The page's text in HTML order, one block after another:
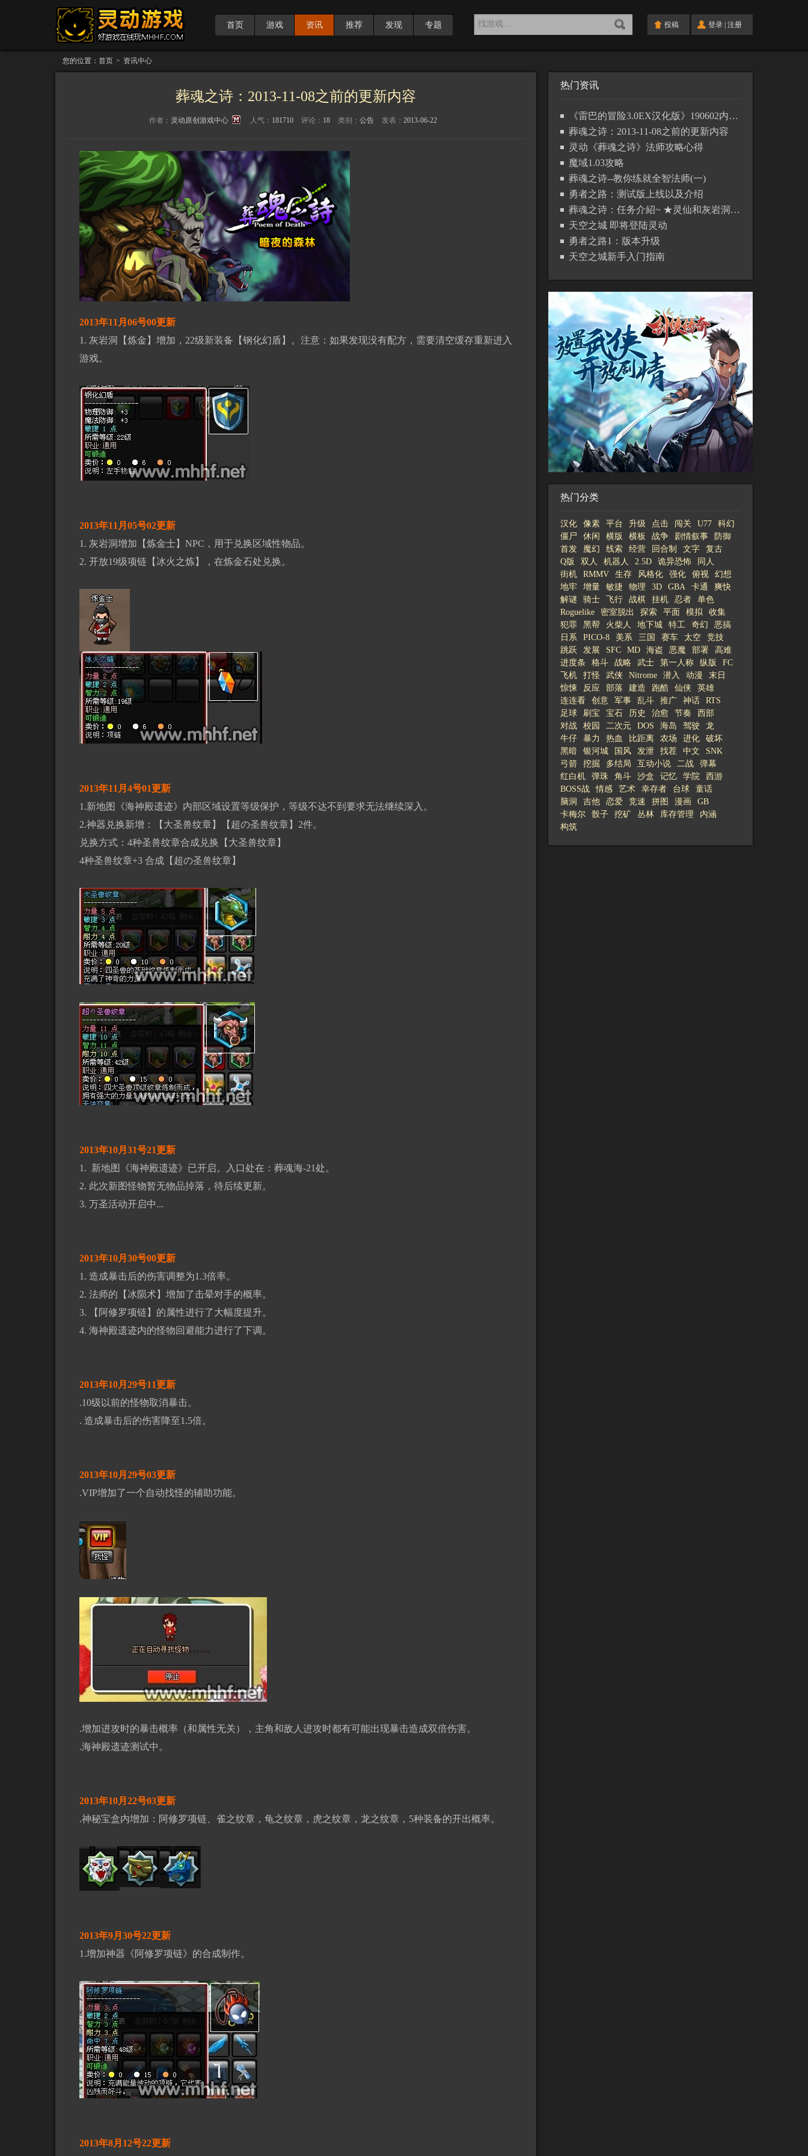
首页 游戏 资讯 推荐 发现 专题 投稿 登录 注册
您的位置： 首页 > 资讯中心
葬魂之诗：2013-11-08之前的更新内容
作者： 灵动原创游戏中心 人气： 181710 评论： 18 类别： 公告 发表： 2013-06-22
2013年11月06号00更新
1. 灰岩洞【炼金】增加，22级新装备【钢化幻盾】。 注意：如果发现没有配方，需要清空缓存重新进入
游戏。
2013年11月05号02更新
1. 灰岩洞增加【炼金士】NPC，用于兑换区域性物品。
2. 开放19级项链【冰火之炼】，在炼金石处兑换。
2013年11月4号01更新
1.新地图《海神殿遗迹》内部区域设置等级保护，等级不达不到要求无法继续深入。
2.神器兑换新增：【大圣兽纹章】【超の圣兽纹章】2件。
兑换方式：4种圣兽纹章合成兑换【大圣兽纹章】
4种圣兽纹章+3 合成【超の圣兽纹章】
2013年10月31号21更新
1. 新地图《海神殿遗迹》已开启。入口处在：葬魂海-21处。
2. 此次新图怪物暂无物品掉落，待后续更新。
3. 万圣活动开启中...
2013年10月30号00更新
1. 造成暴击后的伤害调整为1.3倍率。
2. 法师的【冰陨术】增加了击晕对手的概率。
3. 【阿修罗项链】的属性进行了大幅度提升。
4. 海神殿遗迹内的怪物回避能力进行了下调。
2013年10月29号11更新
.10级以前的怪物取消暴击。
. 造成暴击后的伤害降至1.5倍。
2013年10月29号03更新
.VIP增加了一个自动找怪的辅助功能。
.增加进攻时的暴击概率（和属性无关），主角和敌人进攻时都有可能出现暴击造成双倍伤害。
.海神殿遗迹测试中。
2013年10月22号03更新
.神秘宝盒内增加：阿修罗项链、雀之纹章，龟之纹章，虎之纹章，龙之纹章，5种装备的开出概率。
2013年9月30号22更新
1.增加神器《阿修罗项链》的合成制作。
2013年8月12号22更新
热门资讯
《雷巴的冒险3.0EX汉化版》190602内容更新列表
葬魂之诗：2013-11-08之前的更新内容
灵动《葬魂之诗》法师攻略心得
魔域1.03攻略
葬魂之诗--教你练就全智法师(一)
勇者之路：测试版上线以及介绍
葬魂之诗：任务介紹~ ★灵仙和灰岩洞篇★
天空之城 即将登陆灵动
勇者之路1：版本升级
天空之城新手入门指南
热门分类
汉化 像素 平台 升级 点击 闯关 U77
科幻
僵尸
休闲 横版 横板 战争 剧情叙事
防御
首发
魔幻 线索 经营 回合制 文字
复古
Q版
双人 机器人 2.5D 诡异恐怖
同人
街机
RMMV 生存 风格化 强化 俯视
幻想
地牢
增量 敏捷 物理 3D GBA 卡通
爽快
解谜
骑士 飞行 战棋 挂机 忍者
单色
Roguelike
密室脱出 探索 平面 模拟
收集
犯罪
黑帮 火柴人 地下城 特工 奇幻
恶搞
日系
PICO-8 美系 三国 赛车 太空
竞技
跳跃
发展 SFC MD 海盗 恶魔 部署
高难
进度条
格斗 战略 武士 第一人称 纵版
FC
飞机
打怪 武侠 Nitrome 潜入 动漫
末日
惊悚
反应 部落 建造 跑酷 仙侠
英雄
连连看
创意 军事 乱斗 推广 神话
RTS
足球
刷宝 宝石 历史 治愈 节奏
西部
对战
校园 二次元 DOS 海岛 驾驶
龙
牛仔
暴力 热血 比距离 农场 进化
破坏
黑暗
银河城 国风 发泄 找茬 中文
SNK
弓箭
挖掘 多结局 互动小说 二战
弹幕
红白机
弹珠 角斗 沙盒 记忆 学院
西游
BOSS战
情感 艺术 幸存者 台球
童话
脑洞
吉他 恋爱 竞速 拼图 漫画
GB
卡梅尔
骰子 挖矿 丛林 库存管理
内涵
构筑